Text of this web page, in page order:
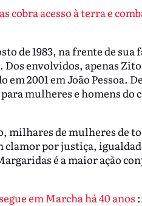
acesso à terra e
de 1983, na frente de
envolvidos, apenas
2001 em João Pessoa.
mulheres e homens do
milhares de mulheres de
clamor por justiça,
é a maior ação
em Marcha há 40 anos